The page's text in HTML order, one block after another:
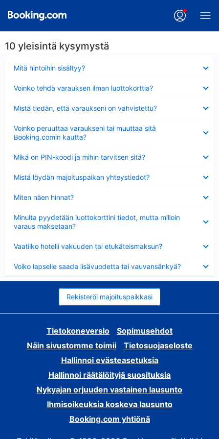
10 yleisintä kysymystä
Mitä hintoihin sisältyy?
Voinko tehdä varauksen ilman luottokorttia?
Mistä tiedän, että varaukseni on vahvistettu?
Voinko peruuttaa varaukseni tai muuttaa sitä
Booking.comin kautta?
Mikä on PIN-koodi ja mihin tarvitsen sitä?
Mistä löydän majoituspaikan yhteystiedot?
Miten näen hinnat?
Minulta pyydetään luottokorttini tiedot, mutta milloin
varaus maksetaan?
Vaatiiko hotelli vakuuden tai etukäteismaksun?
Voiko lapselle saada lisävuodetta tai vauvansänkyä?
Rekisteröi majoituspaikkasi
Tietokoneversio
Sopimusehdot
Näin sivustomme toimii
Tietosuojaseloste
Hallinnoi evästeasetuksia
Hallinnoi räätälöityjä suosituksia
Nykyajan orjuuden vastainen lausunto
Ihmisoikeuksia koskeva lausunto
Booking.com yhtiönä